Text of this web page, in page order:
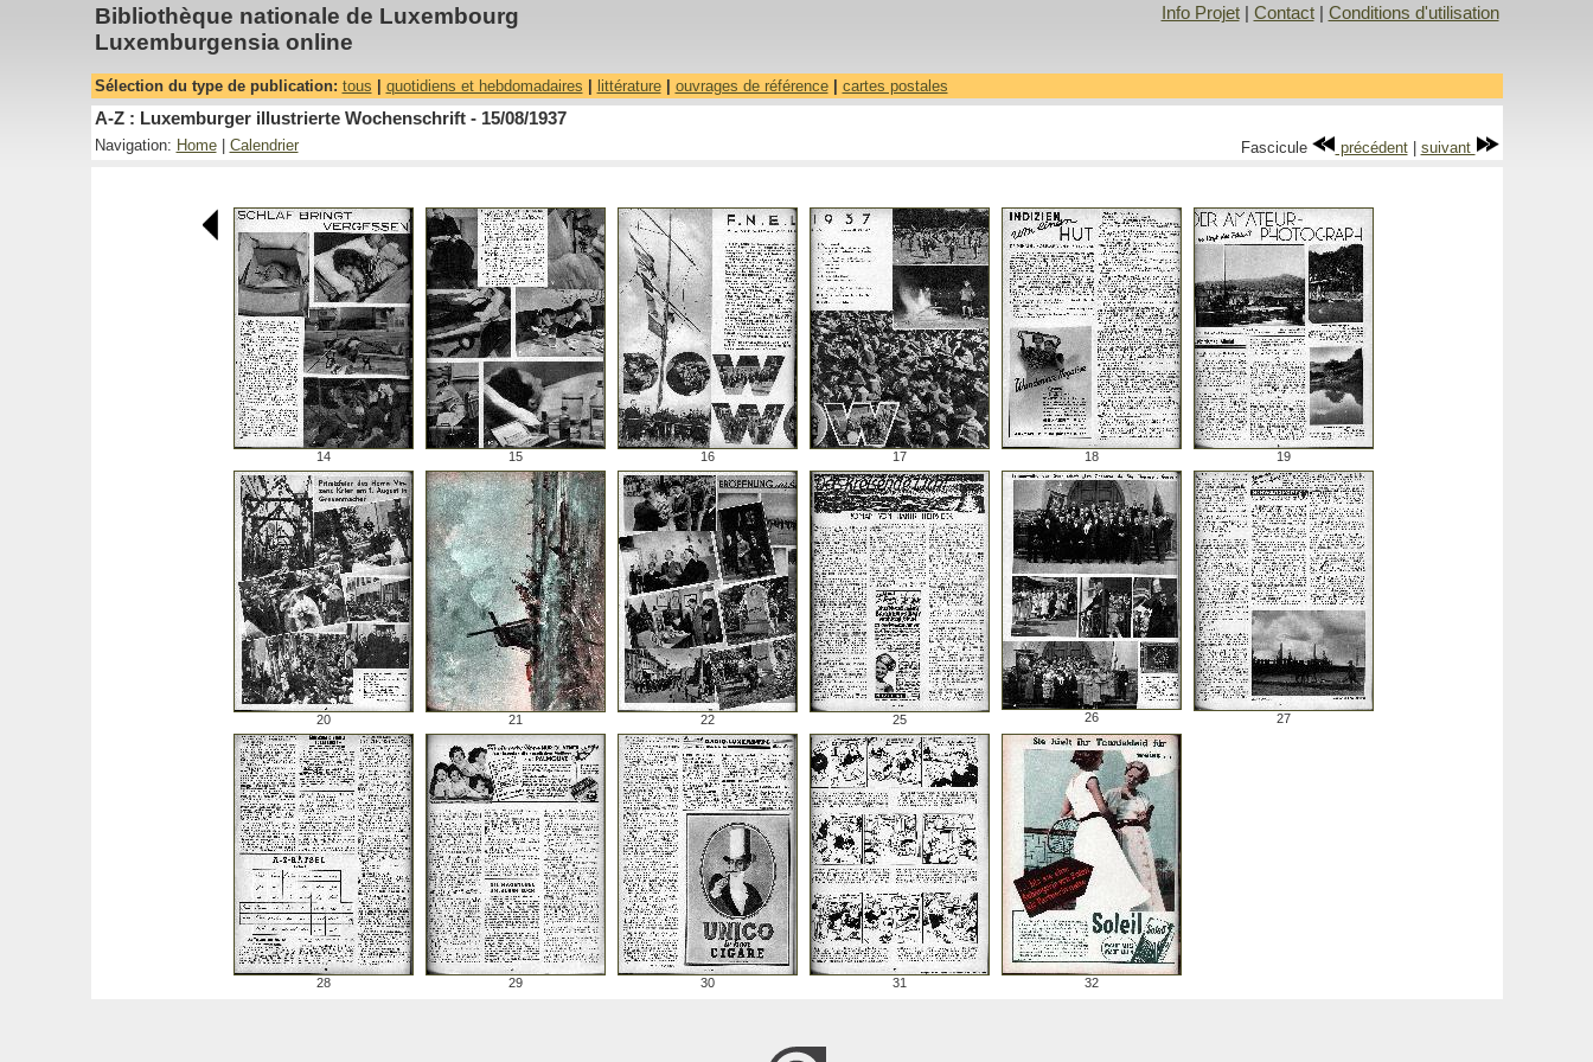
Bibliothèque nationale de Luxembourg
Luxemburgensia online
Info Projet| Contact| Conditions d'utilisation
Sélection du type de publication: tous quotidiens et hebdomadaires littérature| ouvrages de référence| cartes postales
A-Z : Luxemburger illustrierte Wochenschrift - 15/08/1937
Navigation: Home| Calendrier Fascicule précédent| suivant
14 15 16 17 18 19
20 21 22 25 26 27
28 29 30 31 32